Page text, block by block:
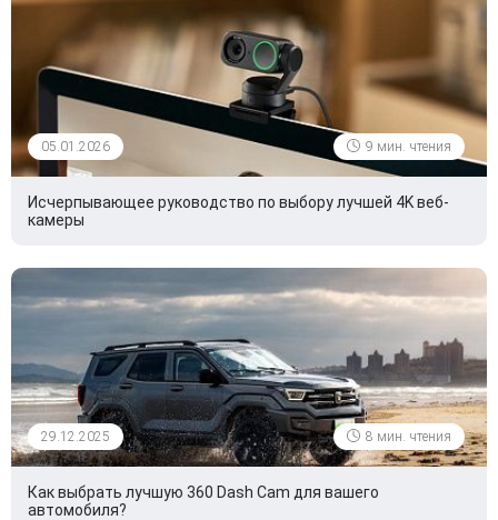
05.01.2026 9 мин. чтения
Исчерпывающее руководство по выбору лучшей 4K веб-
камеры
29.12.2025 8 мин. чтения
Как выбрать лучшую 360 Dash Cam для вашего
автомобиля?